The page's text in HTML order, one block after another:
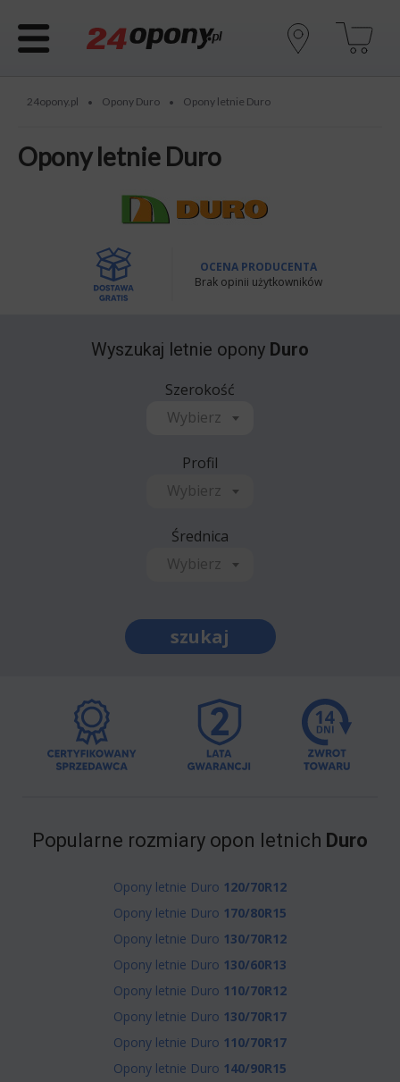
24opony.pl • Opony Duro • Opony letnie Duro
Opony letnie Duro
OCENA PRODUCENTA
Brak opinii użytkowników
Wyszukaj letnie opony Duro
Szerokość
Wybierz
Profil
Wybierz
Średnica
Wybierz
szukaj
Popularne rozmiary opon letnich Duro
Opony letnie Duro 120/70R12
Opony letnie Duro 170/80R15
Opony letnie Duro 130/70R12
Opony letnie Duro 130/60R13
Opony letnie Duro 110/70R12
Opony letnie Duro 130/70R17
Opony letnie Duro 110/70R17
Opony letnie Duro 140/90R15